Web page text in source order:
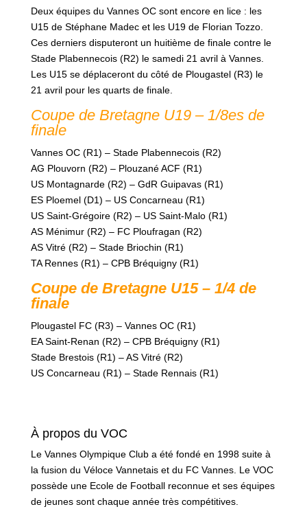
Deux équipes du Vannes OC sont encore en lice : les
U15 de Stéphane Madec et les U19 de Florian Tozzo.
Ces derniers disputeront un huitième de finale contre le
Stade Plabennecois (R2) le samedi 21 avril à Vannes.
Les U15 se déplaceront du côté de Plougastel (R3) le
21 avril pour les quarts de finale.
Coupe de Bretagne U19 – 1/8es de
finale
Vannes OC (R1) – Stade Plabennecois (R2)
AG Plouvorn (R2) – Plouzané ACF (R1)
US Montagnarde (R2) – GdR Guipavas (R1)
ES Ploemel (D1) – US Concarneau (R1)
US Saint-Grégoire (R2) – US Saint-Malo (R1)
AS Ménimur (R2) – FC Ploufragan (R2)
AS Vitré (R2) – Stade Briochin (R1)
TA Rennes (R1) – CPB Bréquigny (R1)
Coupe de Bretagne U15 – 1/4 de
finale
Plougastel FC (R3) – Vannes OC (R1)
EA Saint-Renan (R2) – CPB Bréquigny (R1)
Stade Brestois (R1) – AS Vitré (R2)
US Concarneau (R1) – Stade Rennais (R1)
À propos du VOC
Le Vannes Olympique Club a été fondé en 1998 suite à
la fusion du Véloce Vannetais et du FC Vannes. Le VOC
possède une Ecole de Football reconnue et ses équipes
de jeunes sont chaque année très compétitives.